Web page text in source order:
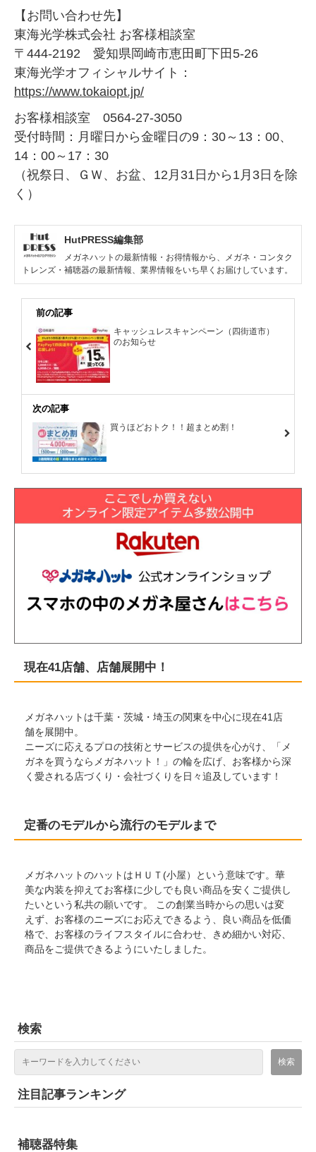
【お問い合わせ先】
東海光学株式会社 お客様相談室
〒444-2192 愛知県岡崎市恵田町下田5-26
東海光学オフィシャルサイト：
https://www.tokaiopt.jp/
お客様相談室 0564-27-3050
受付時間：月曜日から金曜日の9：30～13：00、
14：00～17：30
（祝祭日、ＧＷ、お盆、12月31日から1月3日を除
く）
HutPRESS編集部
メガネハットの最新情報・お得情報から、メガネ・コンタク
トレンズ・補聴器の最新情報、業界情報をいち早くお届けしています。
前の記事
キャッシュレスキャンペーン（四街道市）
のお知らせ
次の記事
買うほどおトク！！超まとめ割！
現在41店舗、店舗展開中！
メガネハットは千葉・茨城・埼玉の関東を中心に現在41店
舗を展開中。
ニーズに応えるプロの技術とサービスの提供を心がけ、「メ
ガネを買うならメガネハット！」の輪を広げ、お客様から深
く愛される店づくり・会社づくりを日々追及しています！
定番のモデルから流行のモデルまで
メガネハットのハットはＨＵＴ(小屋）という意味です。華
美な内装を抑えてお客様に少しでも良い商品を安くご提供し
たいという私共の願いです。 この創業当時からの思いは変
えず、お客様のニーズにお応えできるよう、良い商品を低価
格で、お客様のライフスタイルに合わせ、きめ細かい対応、
商品をご提供できるようにいたしました。
検索
注目記事ランキング
補聴器特集